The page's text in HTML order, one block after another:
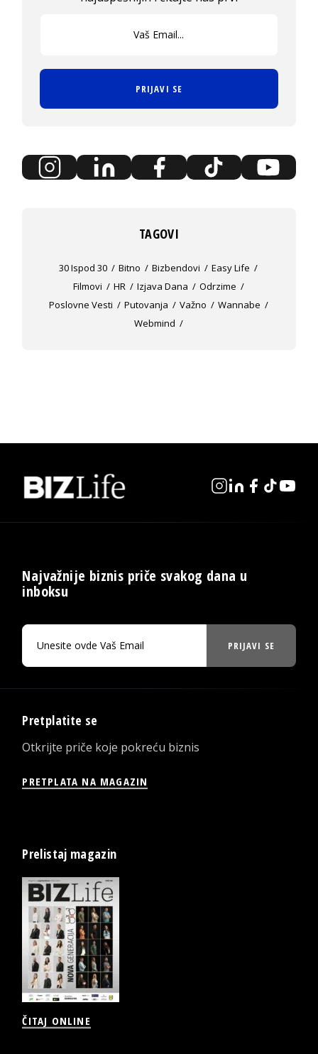
PRIJAVI SE
TAGOVI
30 Ispod 30 Bitno Bizbendovi
Easy Life
Filmovi
HR Izjava Dana
Odrzime
Poslovne Vesti
Putovanja Važno
Wannabe
Webmind
Najvažnije biznis priče svakog dana u
inboksu
PRIJAVI SE
Pretplatite se
Otkrijte priče koje pokreću biznis
PRETPLATA NA MAGAZIN
Prelistaj magazin
ČITAJ ONLINE